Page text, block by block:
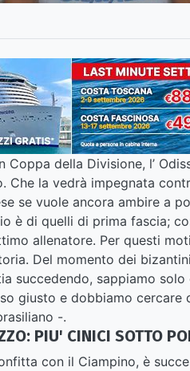
Coppa della Divisione, l’
Che la vedrà impegnata
se vuole ancora ambire a
è di quelli di prima fascia;
allenatore. Per questi
Del momento dei
succedendo, sappiamo
giusto e dobbiamo
-.
PIU' CINICI SOTTO
con il Ciampino, è